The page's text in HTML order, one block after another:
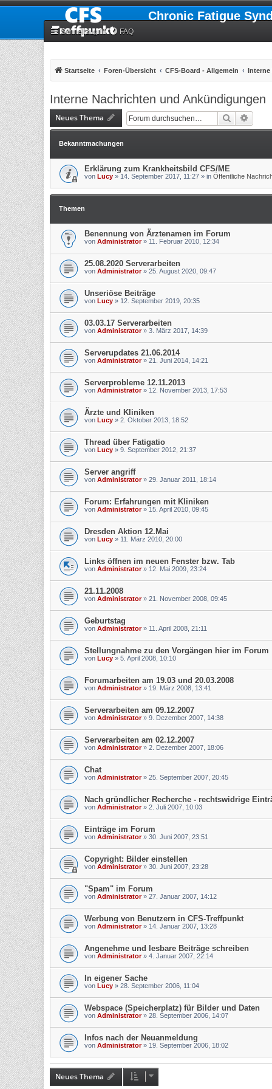
Chronic Fatigue
Schnellzugriff FAQ
Startseite Foren-Übersicht CFS-Board - Allgemein Interne
Interne Nachrichten und Ankündigungen
Neues Thema Suche
Bekanntmachungen
Erklärung zum Krankheitsbild CFS/ME
von Lucy » 14. September 2017, 11:27 » in Öffentliche
Themen
Benennung von Ärztenamen im Forum
von Administrator» 11. Februar 2010, 12:34
25.08.2020 Serverarbeiten
von Administrator» 25. August 2020, 09:47
Unseriöse Beiträge
von Lucy » 12. September 2019, 20:35
03.03.17 Serverarbeiten
von Administrator» 3. März 2017, 14:39
Serverupdates 21.06.2014
von Administrator» 21. Juni 2014, 14:21
Serverprobleme 12.11.2013
von Administrator» 12. November 2013, 17:53
Ärzte und Kliniken
von Lucy » 2. Oktober 2013, 18:52
Thread über Fatigatio
von Lucy » 9. September 2012, 21:37
Server angriff
von Administrator» 29. Januar 2011, 18:14
Forum: Erfahrungen mit Kliniken
von Administrator» 15. April 2010, 09:45
Dresden Aktion 12.Mai
von Lucy » 11. März 2010, 20:00
Links öffnen im neuen Fenster bzw. Tab
von Administrator» 12. Mai 2009, 23:24
21.11.2008
von Administrator» 21. November 2008, 09:45
Geburtstag
von Administrator» 11. April 2008, 21:11
Stellungnahme zu den Vorgängen hier im Forum
von Lucy » 5. April 2008, 10:10
Forumarbeiten am 19.03 und 20.03.2008
von Administrator» 19. März 2008, 13:41
Serverarbeiten am 09.12.2007
von Administrator» 9. Dezember 2007, 14:38
Serverarbeiten am 02.12.2007
von Administrator» 2. Dezember 2007, 18:06
Chat
von Administrator» 25. September 2007, 20:45
Nach gründlicher Recherche - rechtswidrige
von Administrator» 2. Juli 2007, 10:03
Einträge im Forum
von Administrator» 30. Juni 2007, 23:51
Copyright: Bilder einstellen
von Administrator» 30. Juni 2007, 23:28
"Spam" im Forum
von Administrator» 27. Januar 2007, 14:12
Werbung von Benutzern in CFS-Treffpunkt
von Administrator» 14. Januar 2007, 13:28
Angenehme und lesbare Beiträge schreiben
von Administrator» 4. Januar 2007, 22:14
In eigener Sache
von Lucy » 28. September 2006, 11:04
Webspace (Speicherplatz) für Bilder und Daten
von Administrator» 28. September 2006, 14:07
Infos nach der Neuanmeldung
von Administrator» 19. September 2006, 18:02
Neues Thema